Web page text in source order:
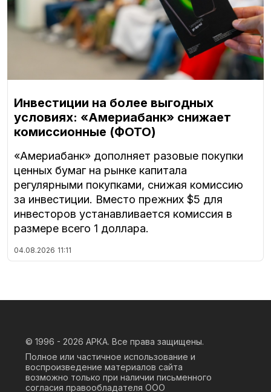
Инвестиции на более выгодных
условиях: «Америабанк» снижает
комиссионные (ФОТО)
«Америабанк» дополняет разовые покупки
ценных бумаг на рынке капитала
регулярными покупками, снижая комиссию
за инвестиции. Вместо прежних $5 для
инвесторов устанавливается комиссия в
размере всего 1 доллара.
04.08.2026 11:11
© 1996 - 2026 АРКА. Все права защищены.
Полное или частичное использование и
воспроизведение материалов сайта
возможно только при наличии письменного
согласия правообладателя ООО